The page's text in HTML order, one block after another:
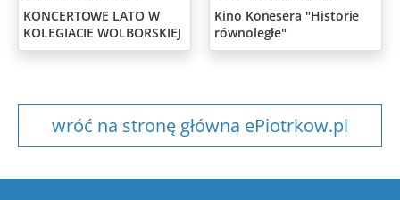
KONCERTOWE LATO W
KOLEGIACIE WOLBORSKIEJ
Kino Konesera "Historie
równoległe"
wróć na stronę główna ePiotrkow.pl